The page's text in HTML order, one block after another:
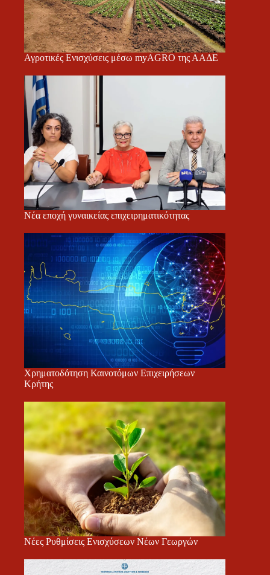
Αγροτικές Ενισχύσεις μέσω myAGRO της ΑΑΔΕ
Νέα εποχή γυναικείας επιχειρηματικότητας
Χρηματοδότηση Καινοτόμων Επιχειρήσεων
Κρήτης
Νέες Ρυθμίσεις Ενισχύσεων Νέων Γεωργών